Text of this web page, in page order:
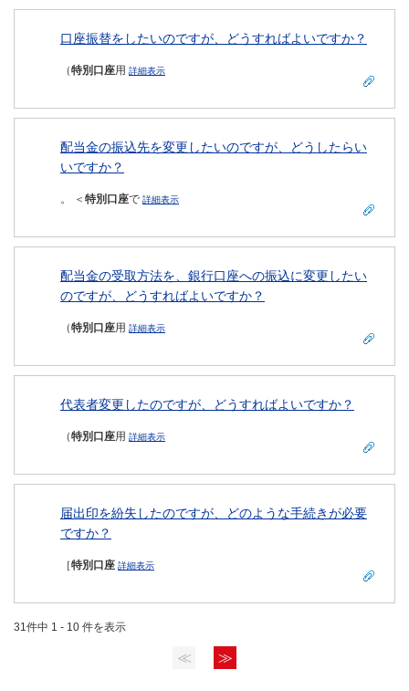
口座振替をしたいのですが、どうすればよいですか？
（特別口座用 詳細表示
配当金の振込先を変更したいのですが、どうしたらい
いですか？
。 ＜ 特別口座で 詳細表示
配当金の受取方法を、銀行口座への振込に変更したい
のですが、どうすればよいですか？
（特別口座用 詳細表示
代表者変更したのですが、どうすればよいですか？
（特別口座用 詳細表示
届出印を紛失したのですが、どのような手続きが必要
ですか？
［特別口座 詳細表示
31件中 1 - 10 件を表示
≪ ≫